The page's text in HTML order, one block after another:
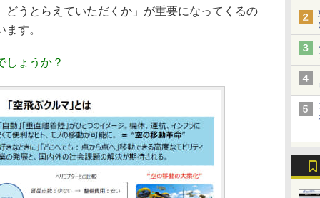
うとらえていただくか」が重要になってくるの
す。
しょうか？